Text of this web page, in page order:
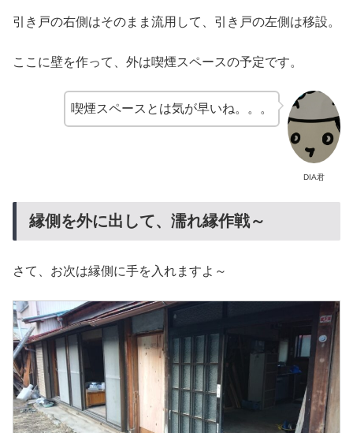
引き戸の右側はそのまま流用して、引き戸の左側は移設。
ここに壁を作って、外は喫煙スペースの予定です。
DIA君
喫煙スペースとは気が早いね。。。
縁側を外に出して、濡れ縁作戦～
さて、お次は縁側に手を入れますよ～